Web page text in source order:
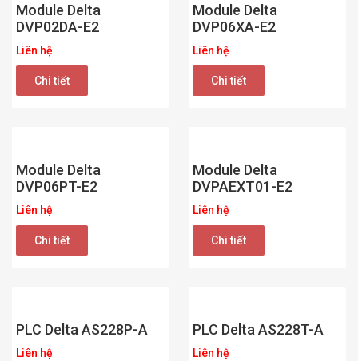
Module Delta
DVP02DA-E2
Liên hệ
Chi tiết
Module Delta
DVP06XA-E2
Liên hệ
Chi tiết
Module Delta
DVP06PT-E2
Liên hệ
Chi tiết
Module Delta
DVPAEXT01-E2
Liên hệ
Chi tiết
PLC Delta AS228P-A
Liên hệ
PLC Delta AS228T-A
Liên hệ